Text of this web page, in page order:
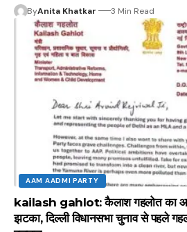
ByAnita Khatkar 3 Min Read
AAM AADMI PARTY
kailash gahlot: कैलाश गहलोत का आम
झटका, दिल्ली विधानसभा चुनाव से पहले